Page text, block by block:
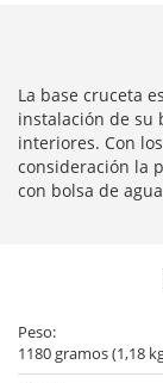
La base cruceta
instalación de su
interiores. Con
consideración la
con bolsa de
Peso:
1180 gramos (1,18